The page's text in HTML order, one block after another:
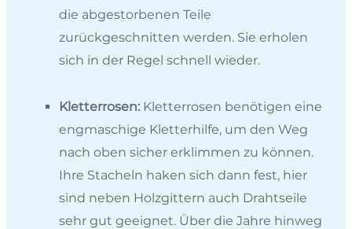
die abgestorbenen Teile
zurückgeschnitten werden. Sie erholen
sich in der Regel schnell wieder.
Kletterrosen: Kletterrosen benötigen eine
engmaschige Kletterhilfe, um den Weg
nach oben sicher erklimmen zu können.
Ihre Stacheln haken sich dann fest, hier
sind neben Holzgittern auch Drahtseile
sehr gut geeignet. Über die Jahre hinweg